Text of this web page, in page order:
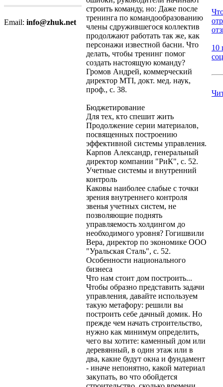
Email: info@zhuk.net
строить команду, но: Даже после
тренинга по командообразованию
члены сдружившегося коллектив
продолжают работать так же, как
персонажи известной басни. Что
делать, чтобы тренинг помог
создать настоящую команду?
Громов Андрей, коммерческий
директор MTI, докт. мед. наук,
проф., с. 38.
Бюджетирование
Для тех, кто спешит жить
Продолжение серии материалов,
посвященных построению
эффективной системы управления.
Карпов Александр, генеральный
директор компании "РиК", с. 52.
Учетные системы и внутренний
контроль
Каковы наиболее слабые с точки
зрения внутреннего контроля
звенья учетных систем, не
позволяющие поднять
управляемость холдингом до
необходимого уровня? Гогишвили
Вера, директор по экономике ООО
"Уральская Сталь", с. 52.
Особенности национального
бизнеса
Что нам стоит дом построить...
Чтобы образно представить задачи
управления, давайте используем
такую метафору: решили вы
построить себе дачный домик. Но
прежде чем начать строительство,
нужно как минимум определить,
чего вы хотите: каменный дом или
деревянный, в один этаж или в
два, какие будут окна и фундамент
- иначе непонятно, какой материал
закупать, во что обойдется
10